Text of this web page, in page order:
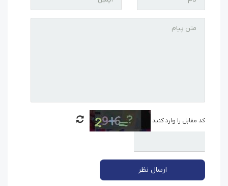
کد مقابل را وارد کنید
ارسال نظر